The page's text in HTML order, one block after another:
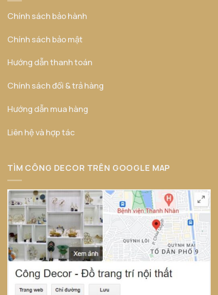
Chính sách bảo hành
Chính sách bảo mật
Hướng dẫn thanh toán
Chính sách đổi & trả hàng
Hướng dẫn mua hàng
Liên hệ và hợp tác
TÌM CÔNG DECOR TRÊN GOOGLE MAP